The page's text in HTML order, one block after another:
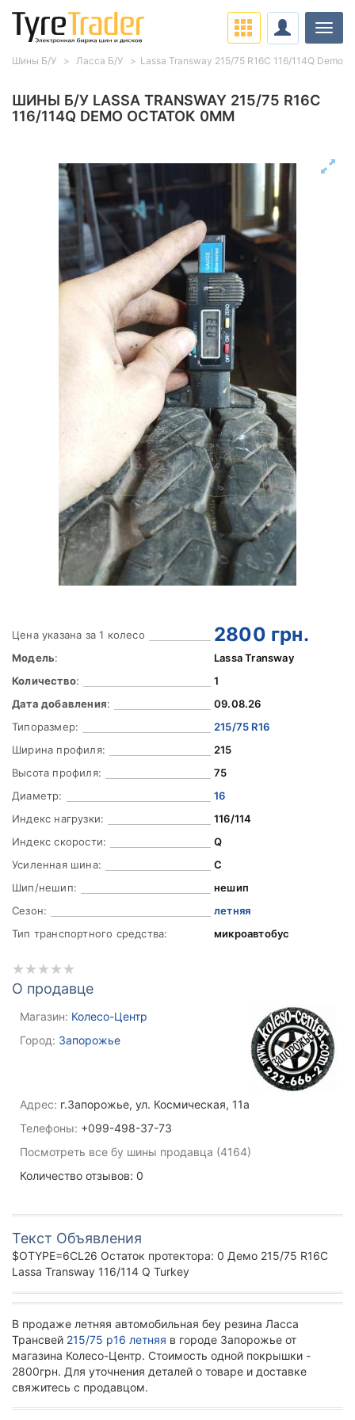
ШИНЫ Б/У LASSA TRANSWAY 215/75 R16C
116/114Q DEMO ОСТАТОК 0ММ
Цена указана за 1 колесо 2800 грн.
Модель:
Lassa Transway
Количество:
1
Дата добавления:
09.08.26
Типоразмер:
215/75 R16
Ширина профиля:
215
Высота профиля:
75
Диаметр:
16
Индекс нагрузки:
116/114
Индекс скорости:
Q
Усиленная шина:
C
Шип/нешип:
нешип
Сезон:
летняя
Тип транспортного средства:
микроавтобус
О продавце
Магазин: Колесо-Центр
Город: Запорожье
Адрес: г.Запорожье, ул. Космическая, 11а
Телефоны: +099-498-37-73
Посмотреть все бу шины продавца (4164)
Количество отзывов: 0
Текст Объявления
$OTYPE=6CL26 Остаток протектора: 0 Демо 215/75 R16C
Lassa Transway 116/114 Q Turkey
В продаже летняя автомобильная беу резина Ласса
Трансвей 215/75 р16 летняя в городе Запорожье от
магазина Колесо-Центр. Стоимость одной покрышки -
2800грн. Для уточнения деталей о товаре и доставке
свяжитесь с продавцом.
Шины Б/У Ласса Б/У Lassa Transway 215/75 R16C 116/114Q Demo